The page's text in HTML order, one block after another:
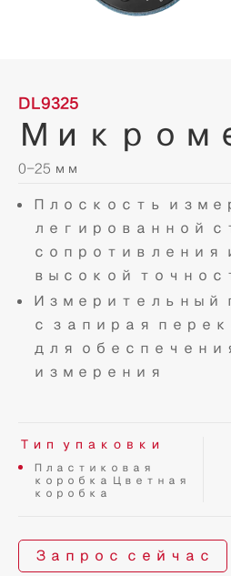
DL9325
0-25 мм
Плоскость
легированной
сопротивления
высокой
Измерительный
с запирая
для
измерения
Тип упаковки
Пластиковая
коробка Цветная
коробка
Запрос сейчас